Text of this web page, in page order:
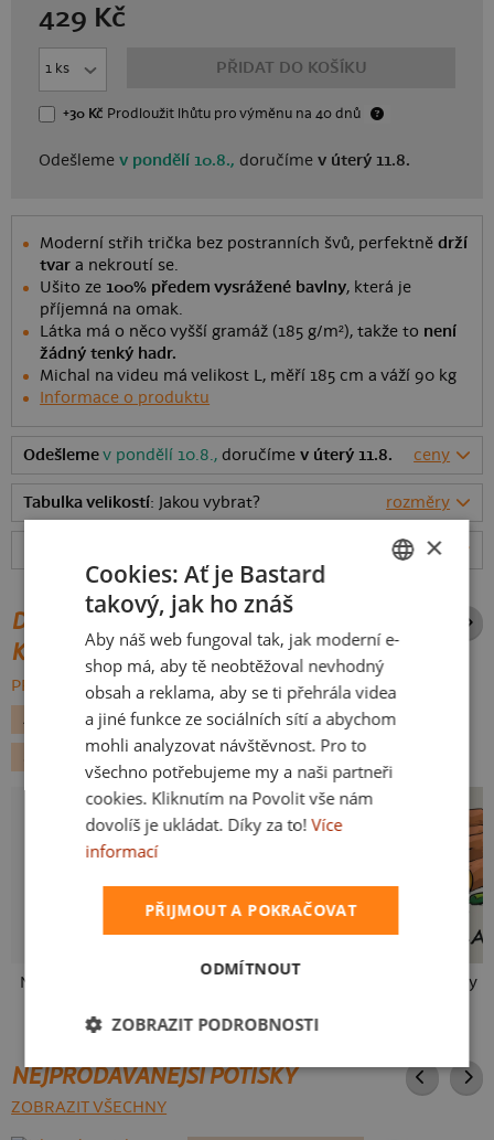
429 Kč
PŘIDAT DO KOŠÍKU
+30 Kč Prodloužit lhůtupro výměnu na 40 dnů
Odešlemev pondělí 10.8., doručímev úterý 11.8.
Moderní střih trička bez postranních švů, perfektnědrží
tvar a nekroutí se.
Ušito ze 100% předem vysrážené bavlny, která je
příjemná na omak.
Látka má o něco vyšší gramáž (185 g/m²), takže to není
žádný tenký hadr.
Michal na videu má velikost L, měří 185 cm a váží 90 kg
Informace o produktu
Odešlemev pondělí 10.8., doručímev úterý 11.8. ceny
Tabulka velikostí: Jakou vybrat? rozměry
více
DALŠÍ POTISKY ZE STEJNÉ
KATEGORIE
PROCHÁZET VŠE:
ALKOHOL
GEEK FILMY A SERIÁLY
BATMAN
SUPERHRDINOVÉ
PÁRTY
Neklidný bez piva Mám kulatiny
NEJPRODÁVANĚJŠÍ POTISKY
ZOBRAZIT VŠECHNY
SLOVAK
×
Cookies: Ať je Bastard
takový, jak ho znáš
Aby náš web fungoval tak, jak moderní e-
shop má, aby tě neobtěžoval nevhodný
obsah a reklama, aby se ti přehrála videa
a jiné funkce ze sociálních sítí a abychom
mohli analyzovat návštěvnost. Pro to
všechno potřebujeme my a naši partneři
cookies. Kliknutím na Povolit vše nám
dovolíš je ukládat. Díky za to! Více
informací
PŘIJMOUT A POKRAČOVAT
ODMÍTNOUT
ZOBRAZIT PODROBNOSTI